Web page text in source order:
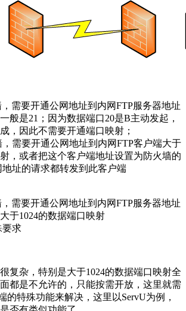
需要开通公网地址到内网FTP服务器地址
般是21；因为数据端口20是B主动发起，
，因此不需要开通端口映射；
需要开通公网地址到内网FTP客户端大于
，或者把这个客户端地址设置为防火墙的
址的请求都转发到此客户端
需要开通公网地址到内网FTP服务器地址
于1024的数据端口映射
要求
复杂，特别是大于1024的数据端口映射全
都是不允许的，只能按需开放，这里就需
的特殊功能来解决，这里以ServU为例，